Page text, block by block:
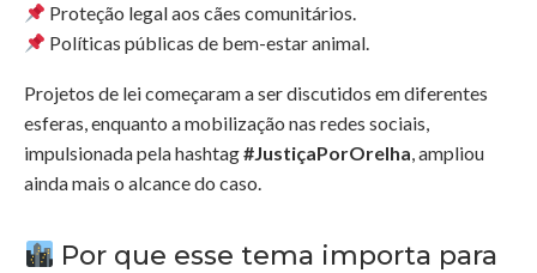
Proteção legal aos cães comunitários.
Políticas públicas de bem-estar animal.
Projetos de lei começaram a ser discutidos em diferentes
esferas, enquanto a mobilização nas redes sociais,
impulsionada pela hashtag#JustiçaPorOrelha, ampliou
ainda mais o alcance do caso.
Por que esse tema importa para